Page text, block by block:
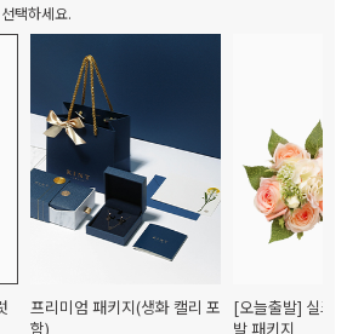
택하세요.
프리미엄 패키지(생화 캘리 포
함)
[오늘출발] 실크
발 패키지